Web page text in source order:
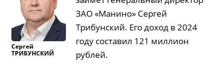
Сергей
ТРИБУНСКИЙ
ЗАО «Манино» Сергей
Трибунский. Его доход в 2024
году составил 121 миллион
рублей.